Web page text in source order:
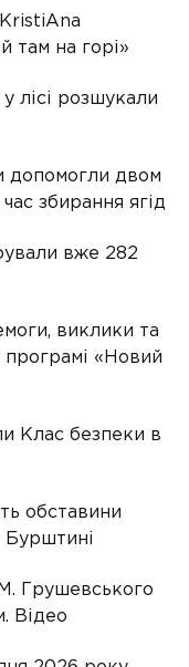
KristiAna
там на горі»
лісі розшукали
допомогли двом
збирання ягід
вже 282
виклики та
«Новий
Клас безпеки в
обставини
Бурштині
М. Грушевського
Відео